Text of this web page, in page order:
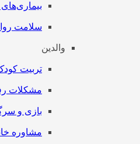
سلامت
والدین
تربیت
مشکلات
بازی و
مشاوره